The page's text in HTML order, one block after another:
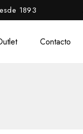
1893
Contacto